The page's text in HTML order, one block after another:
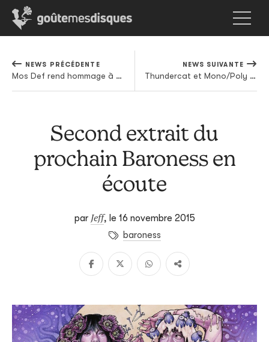
NEWS PRÉCÉDENTE
Mos Def rend hommage à Paris en musique
NEWS SUIVANTE
Thundercat et Mono/Poly publient un titre instrumental en hommage à Paris
Second extrait du
prochain Baroness en
écoute
par Jeff, le 16 novembre 2015
baroness